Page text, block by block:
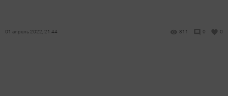
01 апрель 2022, 21:44 811 0 0